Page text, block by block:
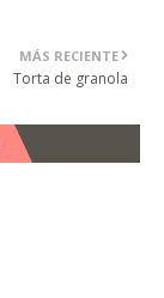
MÁS RECIENTE
Torta de granola